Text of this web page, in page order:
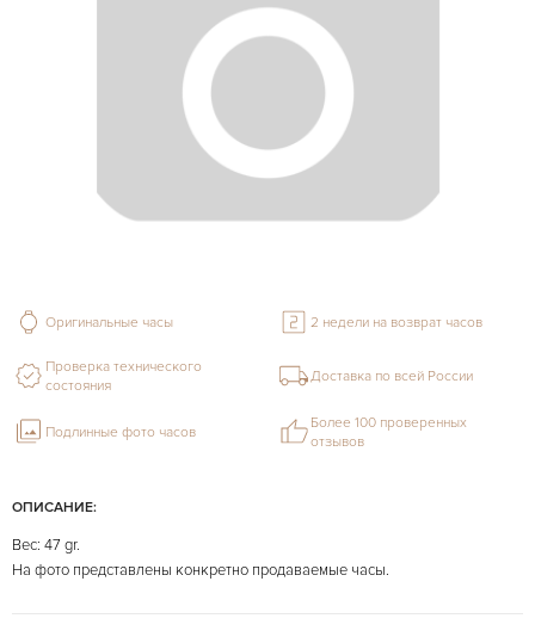
ОПИСАНИЕ:
Вес: 47 gr.
На фото представлены конкретно продаваемые часы.
Оригинальные часы 2 недели на возврат часов
Проверка технического
состояния
Доставка по всей России
Подлинные фото часов
Более 100 проверенных
отзывов